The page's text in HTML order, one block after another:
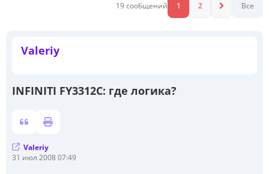
19 сообщений 1 2 Все
Valeriy
INFINITI FY3312C: где логика?
С
Valeriy
31 июл 2008 07:49